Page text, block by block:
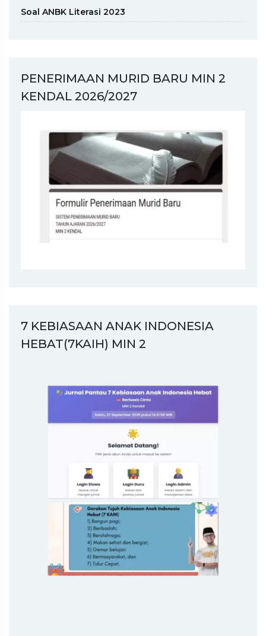
Soal ANBK Literasi 2023
PENERIMAAN MURID BARU MIN 2
KENDAL 2026/2027
7 KEBIASAAN ANAK INDONESIA
HEBAT(7KAIH) MIN 2